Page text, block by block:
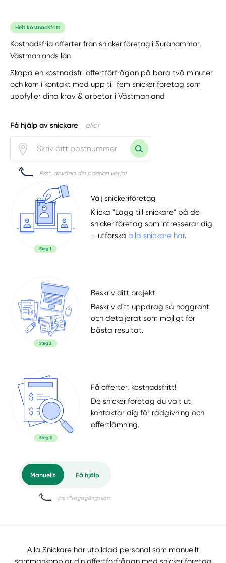
Helt kostnadsfritt
Kostnadsfria offerter från snickeriföretag i Surahammar,
Västmanlands län
Skapa en kostnadsfri offertförfrågan på bara två minuter
och kom i kontakt med upp till fem snickeriföretag som
uppfyller dina krav & arbetar i Västmanland
Få hjälp av snickare eller
Psst, använd din position vetja!
Välj snickeriföretag
Klicka "Lägg till snickare" på de
snickeriföretag som intresserar dig
– utforskaalla snickare här.
Beskriv ditt projekt
Beskriv ditt uppdrag så noggrant
och detaljerat som möjligt för
bästa resultat.
Få offerter, kostnadsfritt!
De snickeriföretag du valt ut
kontaktar dig för rådgivning och
offertlämning.
Alla Snickare har utbildad personal som manuellt